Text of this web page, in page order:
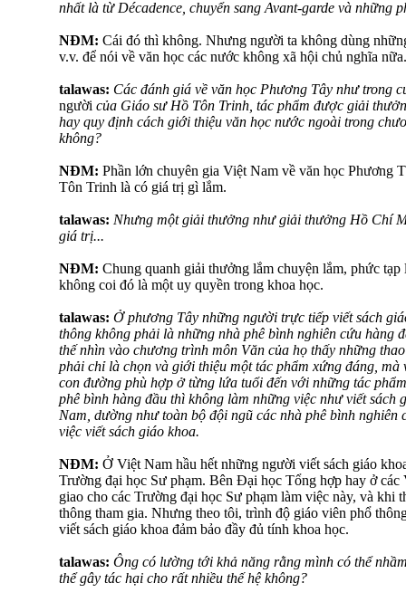
nhất là từ Décadence, chuyển sang Avant-garde và những
NĐM: Cái đó thì không. Nhưng người ta không dùng
v.v. để nói về văn học các nước không xã hội chủ nghĩa nữa.
talawas: Các đánh giá về văn học Phương Tây như trong
người của Giáo sư Hồ Tôn Trinh, tác phẩm được giải
hay quy định cách giới thiệu văn học nước ngoài trong
không?
NĐM: Phần lớn chuyên gia Việt Nam về văn học Phương
Tôn Trinh là có giá trị gì lắm.
talawas: Nhưng một giải thưởng như giải thưởng Hồ Chí
giá trị...
NĐM: Chung quanh giải thưởng lắm chuyện lắm, phức
không coi đó là một uy quyền trong khoa học.
talawas: Ở phương Tây những người trực tiếp viết sách
thông không phải là những nhà phê bình nghiên cứu hàng
thế nhìn vào chương trình môn Văn của họ thấy những
phải chỉ là chọn và giới thiệu một tác phẩm xứng đáng, mà
con đường phù hợp ở từng lứa tuổi đến với những tác
phê bình hàng đầu thì không làm những việc như viết sách
Nam, dường như toàn bộ đội ngũ các nhà phê bình nghiên
việc viết sách giáo khoa.
NĐM: Ở Việt Nam hầu hết những người viết sách giáo
Trường đại học Sư phạm. Bên Đại học Tổng hợp hay ở
giao cho các Trường đại học Sư phạm làm việc này, và khi
thông tham gia. Nhưng theo tôi, trình độ giáo viên phổ
viết sách giáo khoa đảm bảo đầy đủ tính khoa học.
talawas: Ông có lường tới khả năng rằng mình có thể
thể gây tác hại cho rất nhiều thế hệ không?